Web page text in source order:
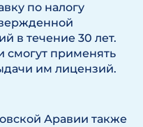
по налогу
в течение 30 лет.
применять
им лицензий.
Аравии также